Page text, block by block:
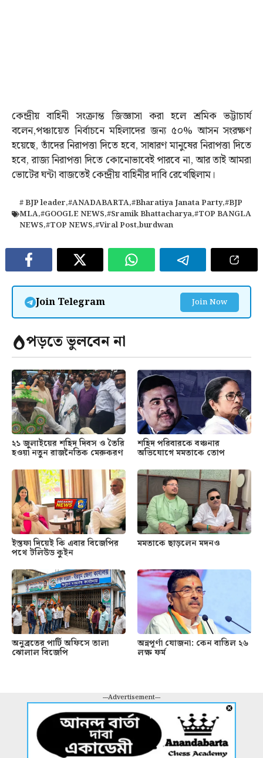
কেন্দ্রীয় বাহিনী সংক্রান্ত জিজ্ঞাসা করা হলে শ্রমিক ভট্টাচার্য
বলেন,পঞ্চায়েত নির্বাচনে মহিলাদের জন্য ৫০% আসন সংরক্ষণ
হয়েছে, তাঁদের নিরাপত্তা দিতে হবে, সাধারণ মানুষের নিরাপত্তা দিতে
হবে, রাজ্য নিরাপত্তা দিতে কোনোভাবেই পারবে না, আর তাই আমরা
ভোটের ঘন্টা বাজতেই কেন্দ্রীয় বাহিনীর দাবি রেখেছিলাম।
# BJP leader,#ANADABARTA,#Bharatiya Janata Party,#BJP
MLA,#GOOGLE NEWS,#Sramik Bhattacharya,#TOP BANGLA
NEWS,#TOP NEWS,#Viral Post,burdwan
Join Telegram Join Now
পড়তে ভুলবেন না
২১ জুলাইয়ের শহিদ দিবস ও তৈরি
হওয়া নতুন রাজনৈতিক মেরুকরণ
শহিদ পরিবারকে বঞ্চনার
অভিযোগে মমতাকে তোপ
ইস্তফা দিয়েই কি এবার বিজেপির
পথে টলিউড কুইন
মমতাকে ছাড়লেন মদনও
অনুব্রতের পার্টি অফিসে তালা
ঝোলাল বিজেপি
অন্নপূর্ণা যোজনা: কেন বাতিল ২৬
লক্ষ ফর্ম
---Advertisement---